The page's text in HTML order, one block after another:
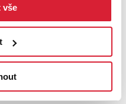
vše
Jihlava